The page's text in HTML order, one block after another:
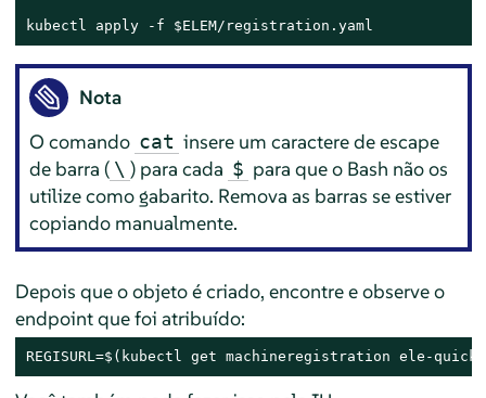
kubectl apply -f $ELEM/registration.yaml
Nota
O comando cat insere um caractere de escape
de barra ( \ ) para cada $ para que o Bash não os
utilize como gabarito. Remova as barras se estiver
copiando manualmente.
Depois que o objeto é criado, encontre e observe o
endpoint que foi atribuído:
REGISURL=$(kubectl get machineregistration ele-